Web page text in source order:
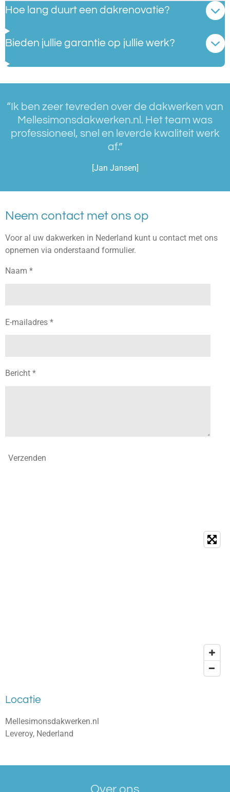
Hoe lang duurt een dakrenovatie?
Bieden jullie garantie op jullie werk?
“Ik ben zeer tevreden over de dakwerken van
Mellesimonsdakwerken.nl. Het team was
professioneel, snel en leverde kwaliteit werk
af.”
[Jan Jansen]
Neem contact met ons op
Voor al uw dakwerken in Nederland kunt u contact met ons
opnemen via onderstaand formulier.
Naam *
E-mailadres *
Bericht *
Verzenden
Locatie
Mellesimonsdakwerken.nl
Leveroy, Nederland
Over ons